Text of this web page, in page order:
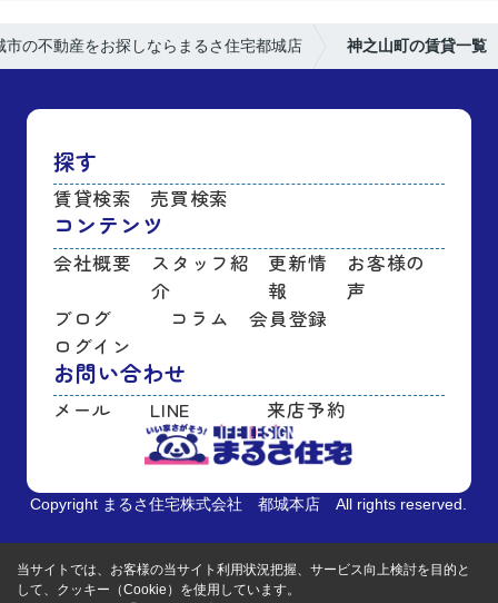
市の不動産をお探しならまるさ住宅都城店 神之山町の賃貸一覧
探す
賃貸検索 売買検索
コンテンツ
会社概要
スタッフ紹
介
更新情
報
お客様の
声
ブログ
コラム
会員登録
ログイン
お問い合わせ
メール LINE 来店予約
Copyright まるさ住宅株式会社 都城本店 All rights reserved.
当サイトでは、お客様の当サイト利用状況把握、サービス向上検討を目的と
して、クッキー（Cookie）を使用しています。